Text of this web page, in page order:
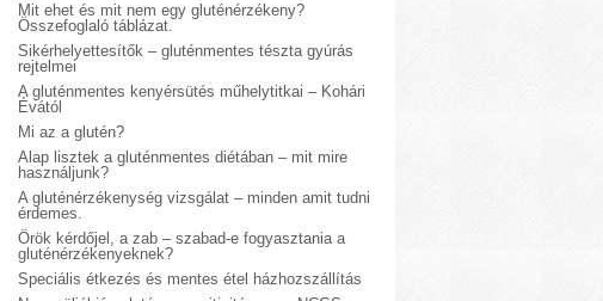
Mit ehet és mit nem egy gluténérzékeny?
Összefoglaló táblázat.
Sikérhelyettesítők – gluténmentes tészta gyúrás
rejtelmei
A gluténmentes kenyérsütés műhelytitkai – Kohári
Évától
Mi az a glutén?
Alap lisztek a gluténmentes diétában – mit mire
használjunk?
A gluténérzékenység vizsgálat – minden amit tudni
érdemes.
Örök kérdőjel, a zab – szabad-e fogyasztania a
gluténérzékenyeknek?
Speciális étkezés és mentes étel házhozszállítás